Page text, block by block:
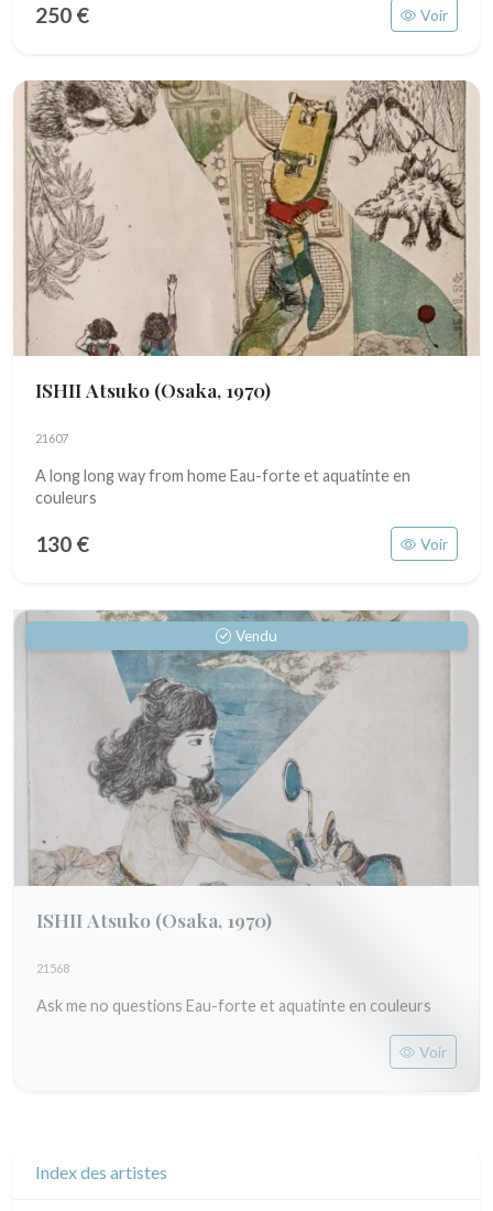
250 € Voir
ISHII Atsuko (Osaka, 1970)
21607
A long long way from home Eau-forte et aquatinte en
couleurs
130 € Voir
Vendu
ISHII Atsuko (Osaka, 1970)
21568
Ask me no questions Eau-forte et aquatinte en couleurs
Voir
Index des artistes